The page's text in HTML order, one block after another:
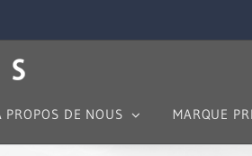
PROPOS DE NOUS MARQUE